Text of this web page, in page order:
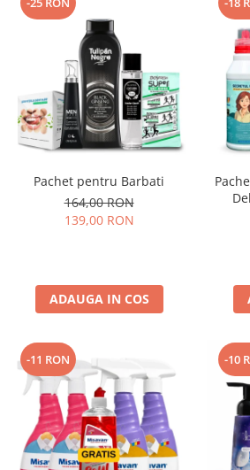
Pachet pentru Barbati
164,00 RON
139,00 RON
ADAUGA IN COS
-11 RON -10